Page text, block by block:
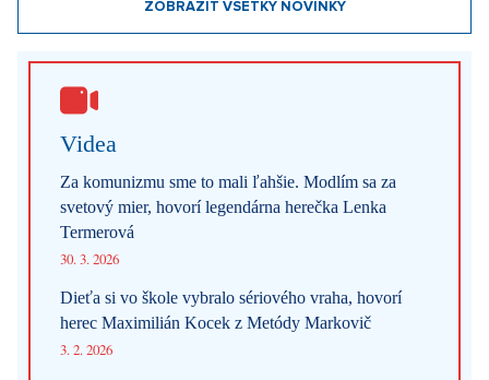
ZOBRAZIŤ VŠETKY NOVINKY
Videa
Za komunizmu sme to mali ľahšie. Modlím sa za
svetový mier, hovorí legendárna herečka Lenka
Termerová
30. 3. 2026
Dieťa si vo škole vybralo sériového vraha, hovorí
herec Maximilián Kocek z Metódy Markovič
3. 2. 2026